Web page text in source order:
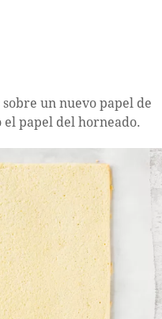
un nuevo papel de
papel del horneado.